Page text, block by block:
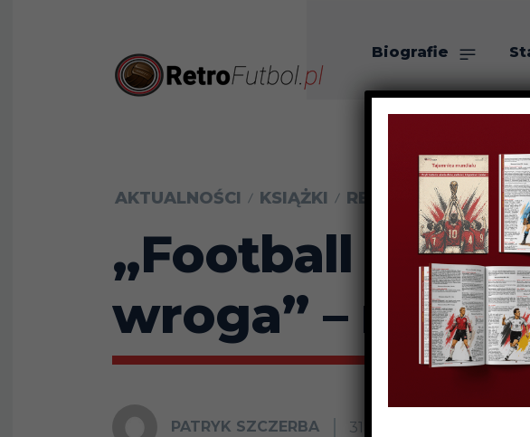
Biografie
O nas
AKTUALNOŚCI KSIĄŻKI RECENZJA
„Football
wroga” –
PATRYK SZCZERBA 31 LIPCA 2023